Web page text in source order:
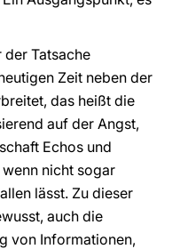
Tatsache
Zeit neben der
das heißt die
auf der Angst,
Echos und
nicht sogar
lässt. Zu dieser
auch die
von Informationen,